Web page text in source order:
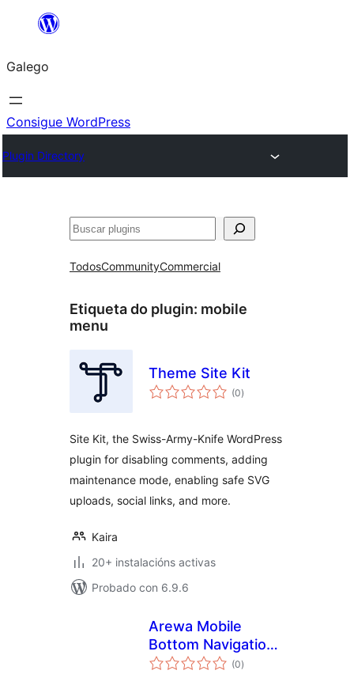
Saltar
contido
Galego
Consigue WordPress
Plugin Directory
Buscar
TodosCommunityCommercial
Etiqueta do plugin: mobile
menu
Theme Site Kit
(0valoracións
totais
)
Site Kit, the Swiss-Army-Knife WordPress
plugin for disabling comments, adding
maintenance mode, enabling safe SVG
uploads, social links, and more.
Kaira
20+ instalacións activas
Probado con 6.9.6
Arewa Mobile
Bottom Navigation
Bar
(0valoracións
totais
)